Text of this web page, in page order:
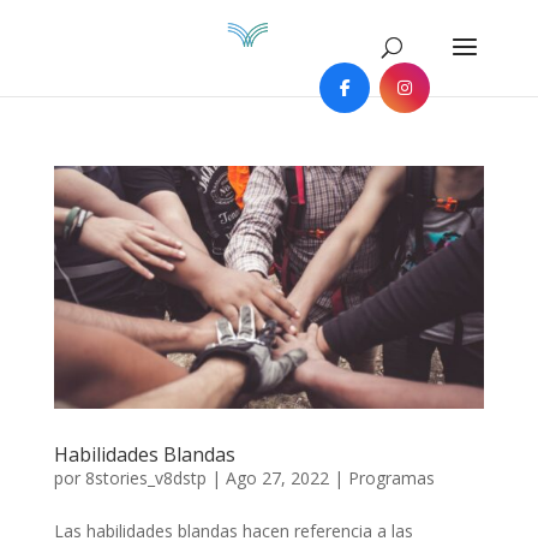
Habilidades Blandas
por 8stories_v8dstp | Ago 27, 2022 | Programas
Las habilidades blandas hacen referencia a las